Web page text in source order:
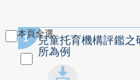
本頁全選
1
兒童托育機構評鑑之
所為例